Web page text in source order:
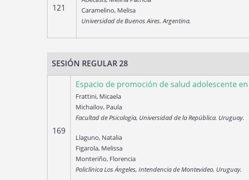
121
Caramelino, Melisa
Universidad de Buenos Aires. Argentina.
SESIÓN REGULAR 28
169
Espacio de promoción de salud adolescente
Frattini, Micaela
Michailov, Paula
Facultad de Psicología, Universidad de la República. Uruguay.
Llaguno, Natalia
Figarola, Melissa
Monteriño, Florencia
Policlínica Los Ángeles, Intendencia de Montevideo. Uruguay.